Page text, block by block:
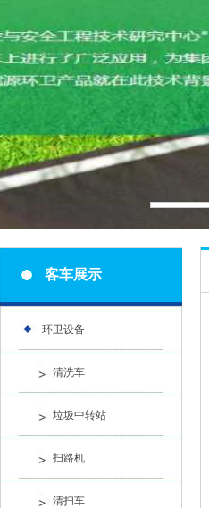
客车展示
环卫设备
清洗车
垃圾中转站
扫路机
清扫车